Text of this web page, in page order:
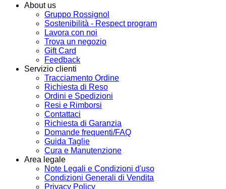
About us
Gruppo Rossignol
Sostenibilità - Respect program
Lavora con noi
Trova un negozio
Gift Card
Feedback
Servizio clienti
Tracciamento Ordine
Richiesta di Reso
Ordini e Spedizioni
Resi e Rimborsi
Contattaci
Richiesta di Garanzia
Domande frequenti/FAQ
Guida Taglie
Cura e Manutenzione
Area legale
Note Legali e Condizioni d'uso
Condizioni Generali di Vendita
Privacy Policy